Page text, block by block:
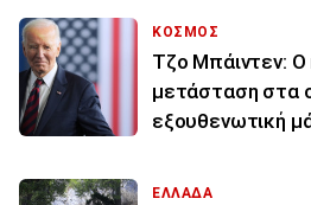
ΚΟΣΜΟΣ
Τζο Μπάιντεν: Ο
μετάσταση στα
εξουθενωτική
ΕΛΛΑΔΑ